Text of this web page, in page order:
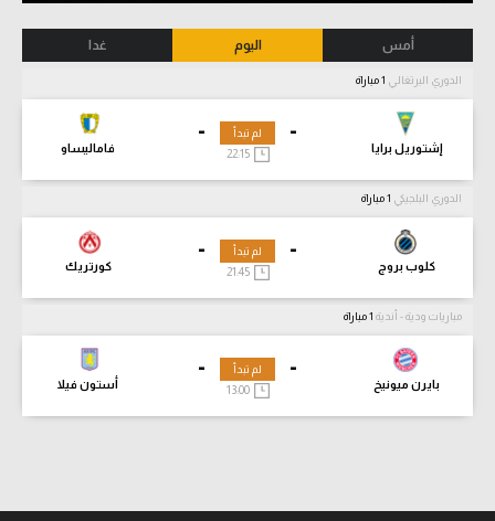
أمس اليوم غدا
الدوري البرتغالي
-
إشتوريل برايا
-
فاماليساو
لم تبدأ
22:15
الدوري البلجيكي
-
كلوب بروج
-
كورتريك
لم تبدأ
21:45
مباريات ودية - أندية
-
بايرن ميونيخ
-
أستون فيلا
لم تبدأ
13:00